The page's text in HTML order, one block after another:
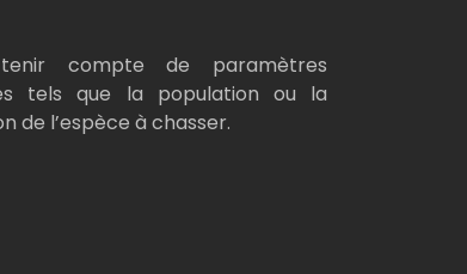
compte de paramètres
tels que la population ou la
de l’espèce à chasser.